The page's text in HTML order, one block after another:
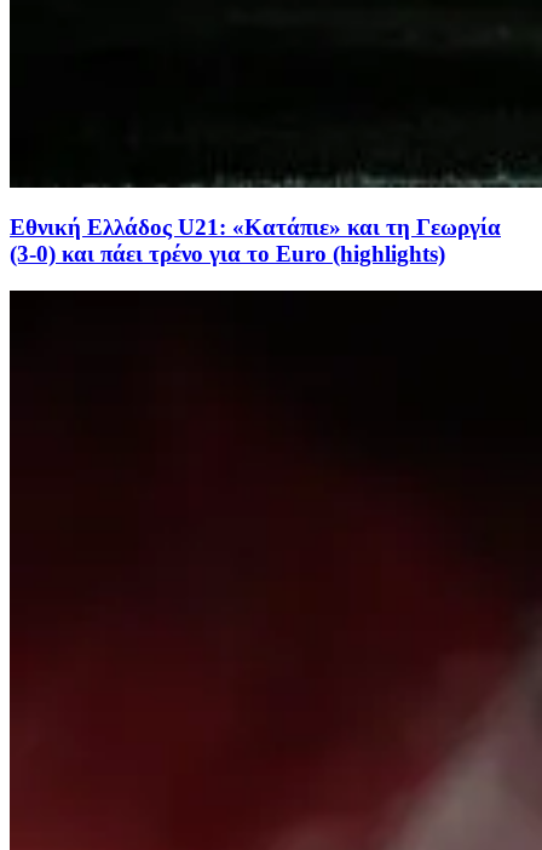
Εθνική Ελλάδος U21: «Κατάπιε» και τη Γεωργία
(3-0) και πάει τρένο για το Euro (highlights)